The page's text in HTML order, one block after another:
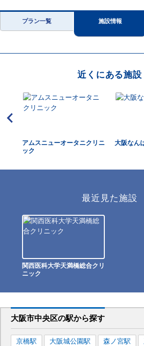
プラン一覧 施設情報
近くにある施設
アムスニューオータニクリニ
ック
大阪なん
最近見た施設
関西医科大学天満橋総合クリ
ニック
大阪市中央区の駅から探す
京橋駅 大阪城公園駅 森ノ宮駅